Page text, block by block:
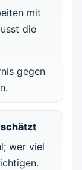
mit
die
gegen
wer viel